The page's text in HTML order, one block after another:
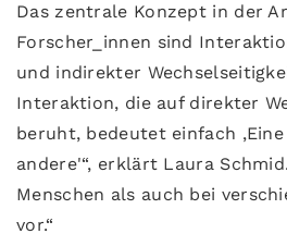
Das zentrale Konzept in der
Forscher_innen sind
und indirekter
Interaktion, die auf direkter
beruht, bedeutet einfach
andere'“, erklärt Laura
Menschen als auch bei
vor.“